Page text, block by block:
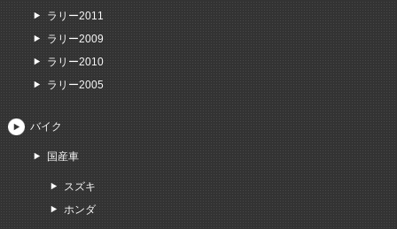
ラリー2011
ラリー2009
ラリー2010
ラリー2005
バイク
国産車
スズキ
ホンダ